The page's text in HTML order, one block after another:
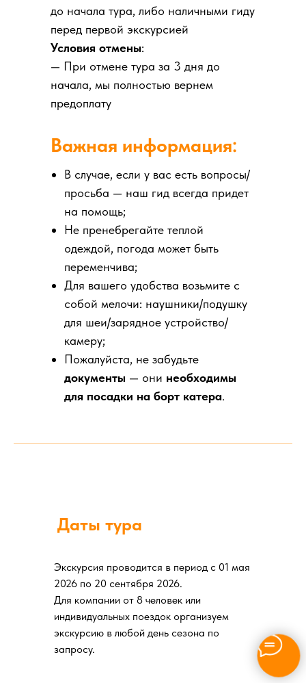
до начала тура, либо наличными гиду
перед первой экскурсией
Условия отмены:
— При отмене тура за 3 дня до
начала, мы полностью вернем
предоплату
В случае, если у вас есть вопросы/
просьба — наш гид всегда придет
на помощь;
Не пренебрегайте теплой
одеждой, погода может быть
переменчива;
Для вашего удобства возьмите с
собой мелочи: наушники/подушку
для шеи/зарядное устройство/
камеру;
Пожалуйста, не забудьте
документы — они необходимы
для посадки на борт катера.
Важная информация:
Даты тура
Экскурсия проводится в период с 01 мая
2026 по 20 сентября 2026.
Для компании от 8 человек или
индивидуальных поездок организуем
экскурсию в любой день сезона по
запросу.